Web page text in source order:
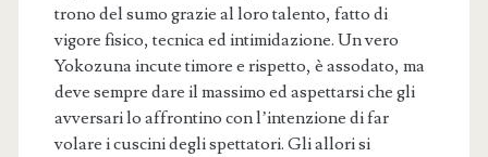
trono del sumo grazie al loro talento, fatto di
vigore fisico, tecnica ed intimidazione. Un vero
Yokozuna incute timore e rispetto, è assodato, ma
deve sempre dare il massimo ed aspettarsi che gli
avversari lo affrontino con l’intenzione di far
volare i cuscini degli spettatori. Gli allori si